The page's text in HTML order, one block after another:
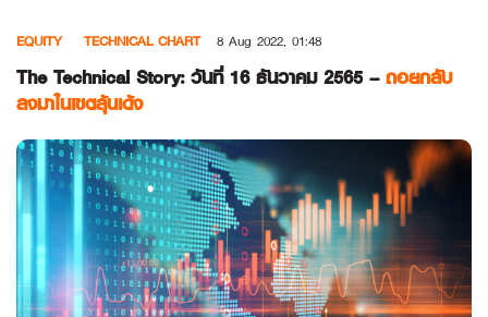
content
EQUITY TECHNICAL CHART 8 Aug 2022, 01:48
The Technical Story: วันที่ 16 ธันวาคม 2565 –ถอยกลับ
ลงมาในเขตลุ้นเด้ง